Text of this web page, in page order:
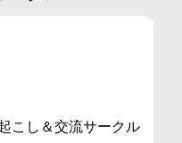
こし＆交流サークル